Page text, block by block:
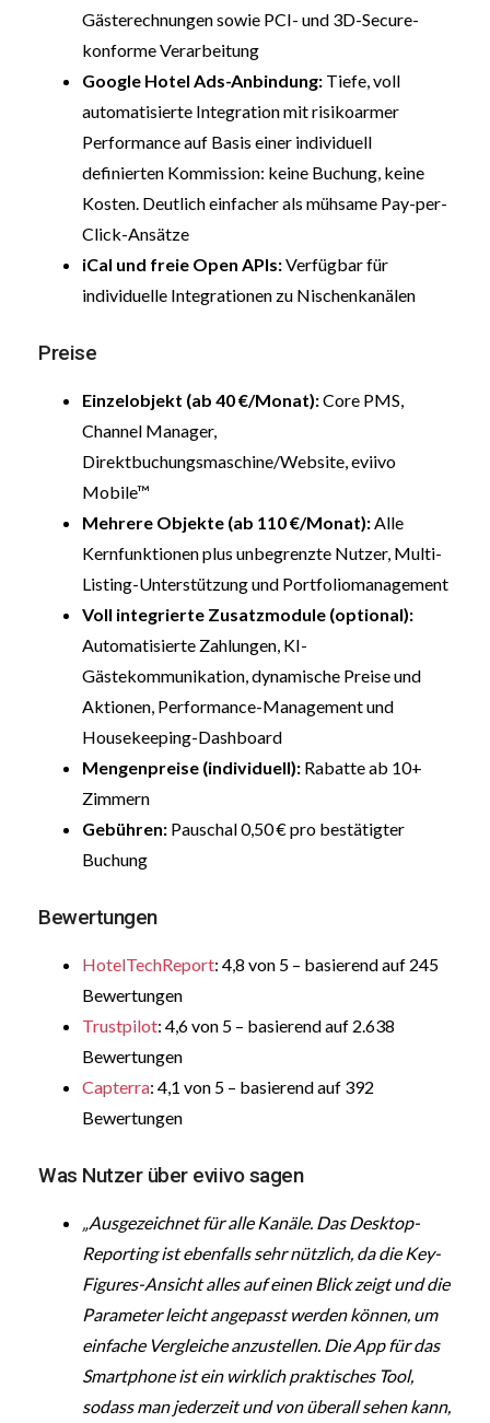
Gästerechnungen sowie PCI- und 3D-Secure-
konforme Verarbeitung
Google Hotel Ads-Anbindung: Tiefe, voll
automatisierte Integration mit risikoarmer
Performance auf Basis einer individuell
definierten Kommission: keine Buchung, keine
Kosten. Deutlich einfacher als mühsame Pay-per-
Click-Ansätze
iCal und freie Open APIs:Verfügbar für
individuelle Integrationen zu Nischenkanälen
Preise
Einzelobjekt (ab 40 €/Monat):Core PMS,
Channel Manager,
Direktbuchungsmaschine/Website, eviivo
Mobile™
Mehrere Objekte (ab 110 €/Monat):Alle
Kernfunktionen plus unbegrenzte Nutzer, Multi-
Listing-Unterstützung und Portfoliomanagement
Voll integrierte Zusatzmodule (optional):
Automatisierte Zahlungen, KI-
Gästekommunikation, dynamische Preise und
Aktionen, Performance-Management und
Housekeeping-Dashboard
Mengenpreise (individuell): Rabatte ab 10+
Zimmern
Gebühren: Pauschal 0,50 € pro bestätigter
Buchung
Bewertungen
HotelTechReport: 4,8 von 5 – basierend auf 245
Bewertungen
Trustpilot: 4,6 von 5 – basierend auf 2.638
Bewertungen
Capterra: 4,1 von 5 – basierend auf 392
Bewertungen
Was Nutzer über eviivo sagen
„Ausgezeichnet für alle Kanäle. Das Desktop-
Reporting ist ebenfalls sehr nützlich, da die Key-
Figures-Ansicht alles auf einen Blick zeigt und die
Parameter leicht angepasst werden können, um
einfache Vergleiche anzustellen. Die App für das
Smartphone ist ein wirklich praktisches Tool,
sodass man jederzeit und von überall sehen kann,